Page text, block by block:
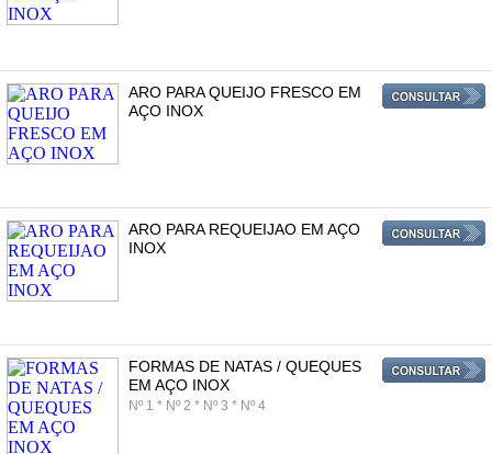
ARO PARA QUEIJO FRESCO EM
AÇO INOX
ARO PARA REQUEIJAO EM AÇO
INOX
FORMAS DE NATAS / QUEQUES
EM AÇO INOX
Nº 1 * Nº 2 * Nº 3 * Nº 4